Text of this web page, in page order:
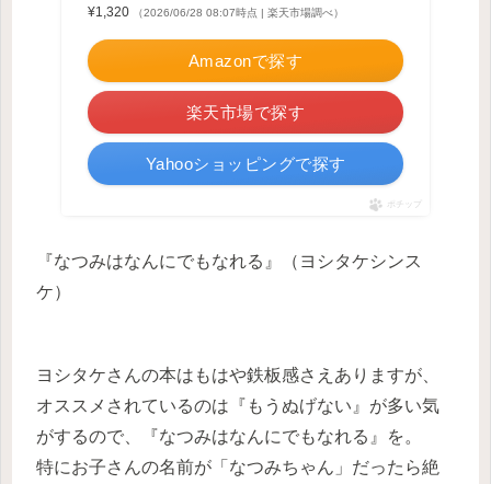
¥1,320 （2026/06/28 08:07時点 | 楽天市場調べ）
Amazonで探す
楽天市場で探す
Yahooショッピングで探す
ポチップ
『なつみはなんにでもなれる』（ヨシタケシンス
ケ）
ヨシタケさんの本はもはや鉄板感さえありますが、
オススメされているのは『もうぬげない』が多い気
がするので、『なつみはなんにでもなれる』を。
特にお子さんの名前が「なつみちゃん」だったら絶